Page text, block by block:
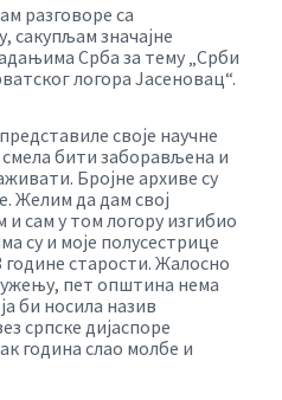
разговоре са
сакупљам значајне
Срба за тему „Срби
логора Јасеновац“.
своје научне
бити заборављена и
Бројне архиве су
Желим да дам свој
и сам у том логору изгибио
су и моје полусестрице
старости. Жалосно
пет општина нема
би носила назив
српске дијаспоре
година слао молбе и